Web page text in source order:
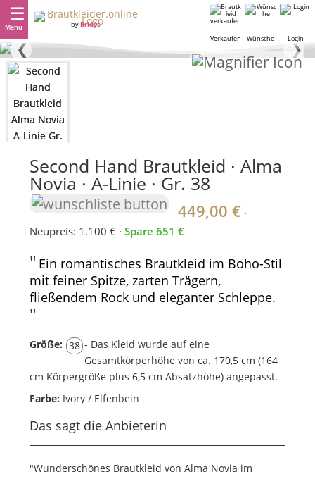
Menu byBridys
Login
Wünsche
Verkaufen
❮ ❯
Second Hand Brautkleid · Alma
Novia · A-Linie · Gr. 38
449,00 € ·
Neupreis: 1.100 € ·Spare 651 €
" Ein romantisches Brautkleid im Boho-Stil
mit feiner Spitze, zarten Trägern,
fließendem Rock und eleganter Schleppe.
"
Größe: 38 - Das Kleid wurde auf eine
Gesamtkörperhöhe von ca. 170,5 cm (164
cm Körpergröße plus 6,5 cm Absatzhöhe) angepasst.
Farbe: Ivory / Elfenbein
Das sagt die Anbieterin
"Wunderschönes Brautkleid von Alma Novia im